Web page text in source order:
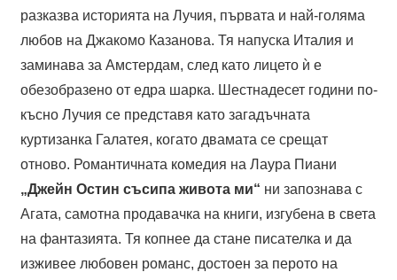
разказва историята на Лучия, първата и най-голяма
любов на Джакомо Казанова. Тя напуска Италия и
заминава за Амстердам, след като лицето ѝ е
обезобразено от едра шарка. Шестнадесет години по-
късно Лучия се представя като загадъчната
куртизанка Галатея, когато двамата се срещат
отново. Романтичната комедия на Лаура Пиани
„Джейн Остин съсипа живота ми“ ни запознава с
Агата, самотна продавачка на книги, изгубена в света
на фантазията. Тя копнее да стане писателка и да
изживее любовен романс, достоен за перото на